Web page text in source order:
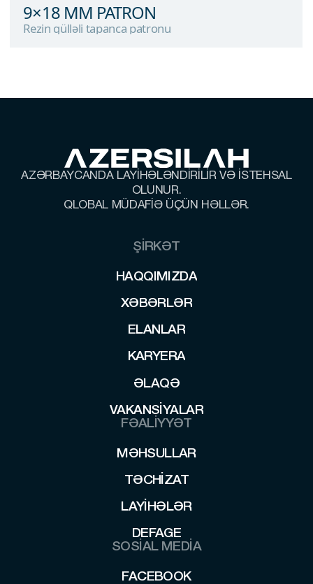
9×18 MM PATRON
Rezin gülləli tapanca patronu
AZƏRBAYCANDA LAYİHƏLƏNDİRİLİR VƏ İSTEHSAL
OLUNUR.
QLOBAL MÜDAFİƏ ÜÇÜN HƏLLƏR.
ŞİRKƏT
HAQQIMIZDA
XƏBƏRLƏR
ELANLAR
KARYERA
ƏLAQƏ
VAKANSIYALAR
VAKANSIYALAR
FƏALİYYƏT
MƏHSULLAR
TƏCHIZAT
LAYİHƏLƏR
DEFAGE
DEFAGE
SOSİAL MEDİA
FACEBOOK